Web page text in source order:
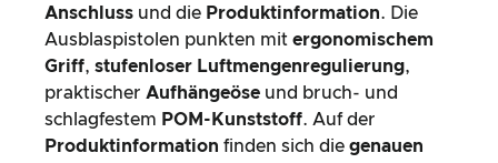
Anschluss und die Produktinformation. Die
Ausblaspistolen punkten mit ergonomischem
Griff, stufenloser Luftmengenregulierung,
praktischer Aufhängeöse und bruch- und
schlagfestem POM-Kunststoff. Auf der
Produktinformation finden sich die genauen